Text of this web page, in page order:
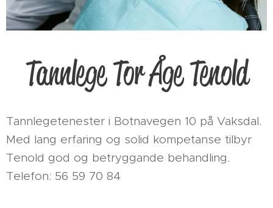
Tannlege Tor Åge Tenold
Tannlegetenester i Botnavegen 10 på Vaksdal.
Med lang erfaring og solid kompetanse tilbyr
Tenold god og betryggande behandling.
Telefon: 56 59 70 84